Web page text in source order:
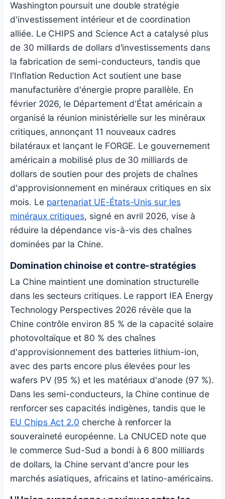
Washington poursuit une double stratégie
d'investissement intérieur et de coordination
alliée. Le CHIPS and Science Act a catalysé plus
de 30 milliards de dollars d'investissements dans
la fabrication de semi-conducteurs, tandis que
l'Inflation Reduction Act soutient une base
manufacturière d'énergie propre parallèle. En
février 2026, le Département d'État américain a
organisé la réunion ministérielle sur les minéraux
critiques, annonçant 11 nouveaux cadres
bilatéraux et lançant le FORGE. Le gouvernement
américain a mobilisé plus de 30 milliards de
dollars de soutien pour des projets de chaînes
d'approvisionnement en minéraux critiques en six
mois. Le partenariat UE-États-Unis sur les
minéraux critiques, signé en avril 2026, vise à
réduire la dépendance vis-à-vis des chaînes
dominées par la Chine.
Domination chinoise et contre-stratégies
La Chine maintient une domination structurelle
dans les secteurs critiques. Le rapport IEA Energy
Technology Perspectives 2026 révèle que la
Chine contrôle environ 85 % de la capacité solaire
photovoltaïque et 80 % des chaînes
d'approvisionnement des batteries lithium-ion,
avec des parts encore plus élevées pour les
wafers PV (95 %) et les matériaux d'anode (97 %).
Dans les semi-conducteurs, la Chine continue de
renforcer ses capacités indigènes, tandis que le
EU Chips Act 2.0 cherche à renforcer la
souveraineté européenne. La CNUCED note que
le commerce Sud-Sud a bondi à 6 800 milliards
de dollars, la Chine servant d'ancre pour les
marchés asiatiques, africains et latino-américains.